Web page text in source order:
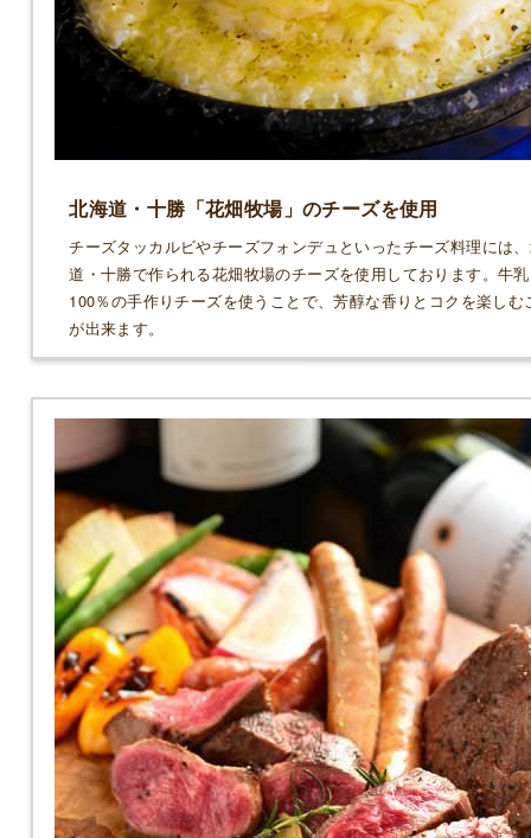
北海道・十勝「花畑牧場」のチーズを使用
チーズタッカルビやチーズフォンデュといったチーズ料理には
道・十勝で作られる花畑牧場のチーズを使用しております。牛乳
100％の手作りチーズを使うことで、芳醇な香りとコクを楽しむ
が出来ます。